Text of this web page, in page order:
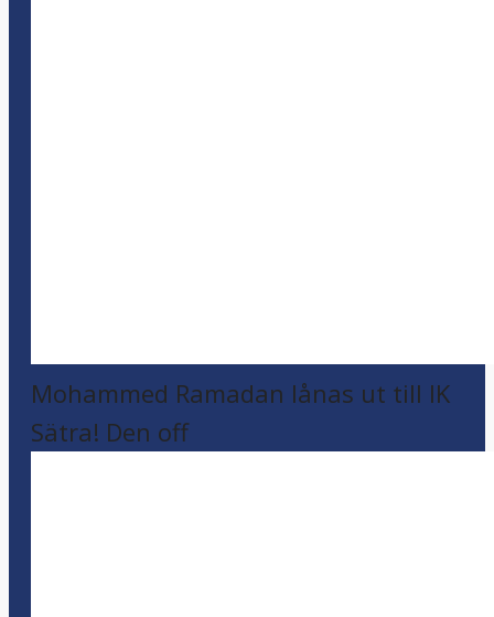
Mohammed Ramadan lånas ut till IK
Sätra! Den off